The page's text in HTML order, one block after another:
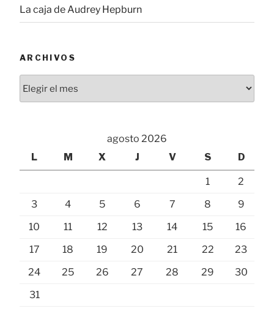
La caja de Audrey Hepburn
ARCHIVOS
agosto 2026
L
M X J V S D
1
2
3
4 5 6 7 8
9
10
11 12 13 14 15
16
17
18 19 20 21 22
23
24
25 26 27 28 29
30
31